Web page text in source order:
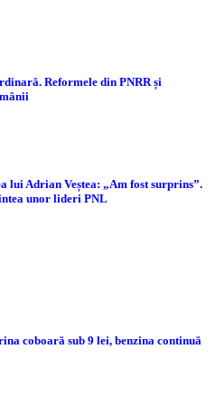
Reformele din PNRR și
lui Adrian Veștea: „Am fost surprins”.
unor lideri PNL
coboară sub 9 lei, benzina continuă